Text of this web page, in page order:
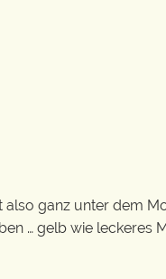
also ganz unter dem
… gelb wie leckeres